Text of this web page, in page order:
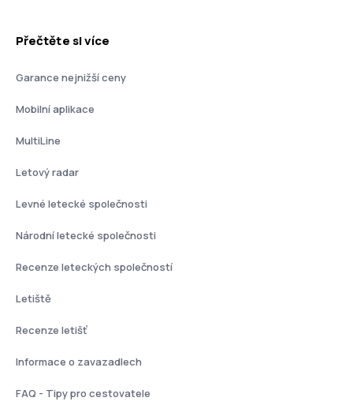
Přečtěte si více
Garance nejnižší ceny
Mobilní aplikace
MultiLine
Letový radar
Levné letecké společnosti
Národní letecké společnosti
Recenze leteckých společností
Letiště
Recenze letišť
Informace o zavazadlech
FAQ - Tipy pro cestovatele